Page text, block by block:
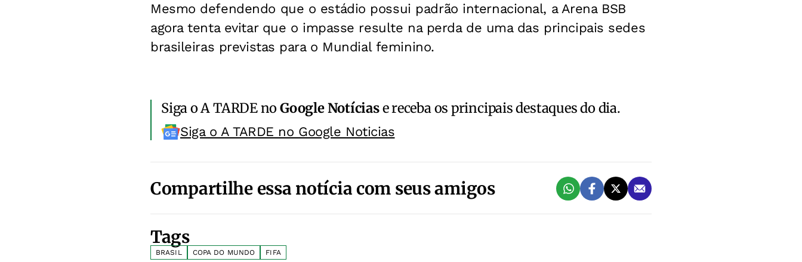
Mesmo defendendo que o estádio possui padrão internacional, a Arena BSB
agora tenta evitar que o impasse resulte na perda de uma das principais sedes
brasileiras previstas para o Mundial feminino.
Siga o A TARDE noGoogle Notíciase receba os principais destaques do dia.
Siga o A TARDE no Google Noticias
Compartilhe essa notícia com seus amigos
Tags
BRASIL COPA DO MUNDO FIFA